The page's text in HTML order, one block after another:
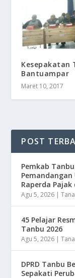
Kesepakatan
Bantuampar
Maret 10, 2017
POST
Pemkab
Pemandangan
Raperda
Agu 5, 2026 |
45 Pelajar
Tanbu 2026
Agu 5, 2026 |
DPRD Tanbu
Sepakati